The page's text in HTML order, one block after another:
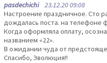
pasdechichi23.12.20 09:08
Настроение праздничное. Сто
дождалась поста. на телефоне
Когда оформляла оплату,
названием «22».
В ожидании чуда от
Спасибо, Эволюция!!